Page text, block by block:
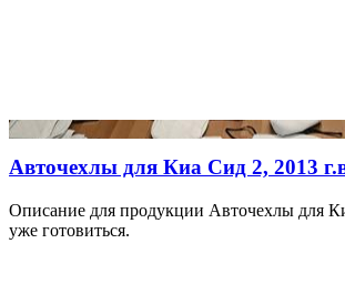
Авточехлы для Киа Сид 2, 2013
Описание для продукции Авточехлы для
уже готовиться.